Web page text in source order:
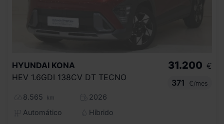
HYUNDAI KONA
HEV 1.6GDI 138CV DT TECNO
8.565 km
2026
Automático
Híbrido
31.200 €
371
€/mes